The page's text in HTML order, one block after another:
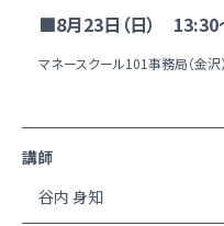
■8月23日（日）
マネースクール101事務局（金沢）
講師
谷内 身知